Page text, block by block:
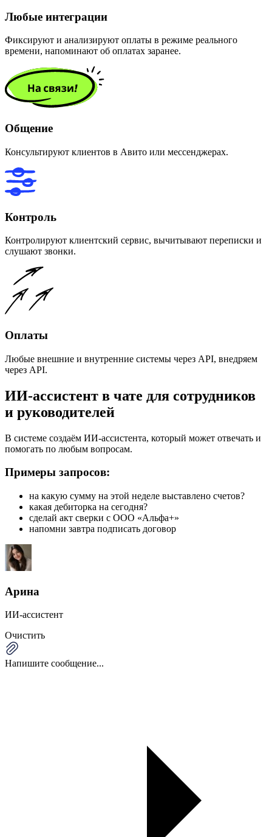
Любые интеграции
Фиксируют и анализируют оплаты в режиме реального
времени, напоминают об оплатах заранее.
Общение
Консультируют клиентов в Авито или мессенджерах.
Контроль
Контролируют клиентский сервис, вычитывают переписки и
слушают звонки.
Оплаты
Любые внешние и внутренние системы через API, внедряем
через API.
ИИ-ассистент в чате для сотрудников
и руководителей
В системе создаём ИИ-ассистента, который может отвечать и
помогать по любым вопросам.
Примеры запросов:
на какую сумму на этой неделе выставлено счетов?
какая дебиторка на сегодня?
сделай акт сверки с ООО «Альфа+»
напомни завтра подписать договор
Арина
ИИ-ассистент
Очистить
Напишите сообщение...